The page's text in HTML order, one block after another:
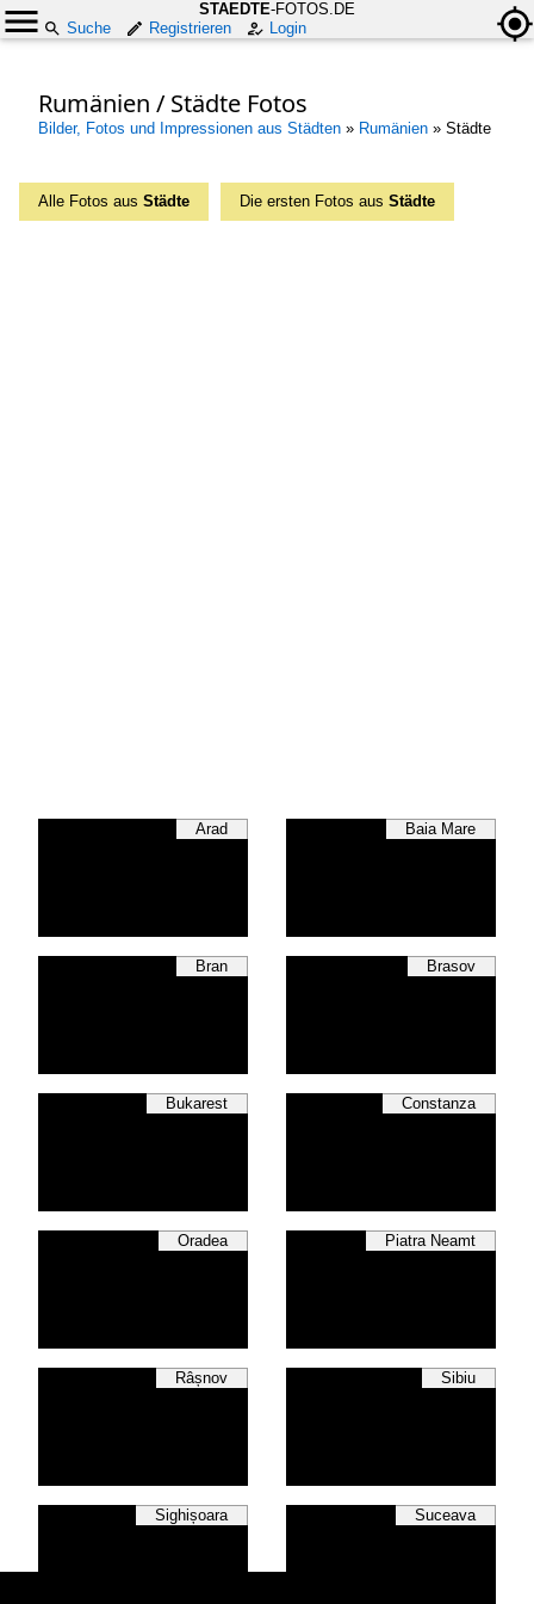
STAEDTE-FOTOS.DE
Suche
Registrieren Login
Rumänien / Städte Fotos
Bilder, Fotos und Impressionen aus Städten » Rumänien » Städte
Alle Fotos aus Städte Die ersten Fotos aus Städte
Arad Baia Mare
Bran Brasov
Bukarest Constanza
Oradea Piatra Neamt
Râșnov Sibiu
Sighișoara Suceava